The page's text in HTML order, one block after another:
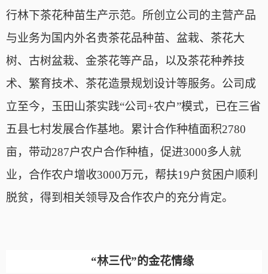
行林下茶花种苗生产示范。所创立公司的主营产品
与业务为国内外名贵茶花品种苗、盆栽、茶花大
树、古树盆栽、金茶花等产品，以及茶花种养技
术、繁育技术、茶花造景规划设计等服务。公司成
立至今，玉田山茶实践“公司+农户”模式，已在三省
五县七村发展合作基地。累计合作种植面积2780
亩，带动287户农户合作种植，促进3000多人就
业，合作农户增收3000万元，帮扶19户贫困户顺利
脱贫，得到相关领导及合作农户的充分肯定。
“林三代”的金花情缘